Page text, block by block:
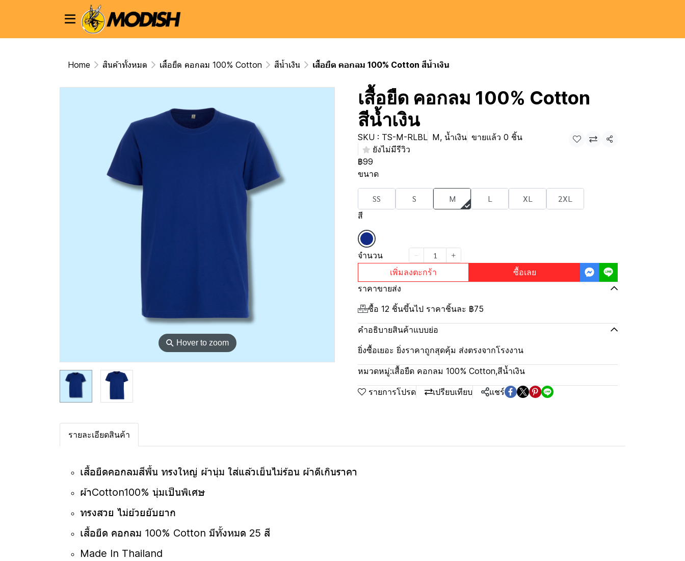
Home สินค้าทั้งหมด เสื้อยืด คอกลม 100% Cotton สีน้ำเงิน เสื้อยืด คอกลม 100% Cotton สีน้ำเงิน
⚲ Hover to zoom
เสื้อยืด คอกลม 100% Cotton
สีน้ำเงิน
SKU : TS-M-RLBL M, น้ำเงิน ขายแล้ว 0 ชิ้น
ยังไม่มีรีวิว
แชร์
฿99
ขนาด
SS S M L XL 2XL
สี
จำนวน
เพิ่มลงตะกร้า ซื้อเลย
ราคาขายส่ง
ซื้อ 12 ชิ้นขึ้นไป ราคาชิ้นละ ฿75
คำอธิบายสินค้าแบบย่อ
ยิ่งซื้อเยอะ ยิ่งราคาถูกสุดคุ้ม ส่งตรงจากโรงงาน
หมวดหมู่:เสื้อยืด คอกลม 100% Cotton,สีน้ำเงิน
รายการโปรด เปรียบเทียบ แชร์
รายละเอียดสินค้า
เสื้อยืดคอกลมสีพื้น ทรงใหญ่ ผ้านุ่ม ใส่แล้วเย็นไม่ร้อน ผ้าดีเกินราคา
ผ้าCotton100% นุ่มเป็นพิเศษ
ทรงสวย ไม่ย้วยยับยาก
เสื้อยืด คอกลม 100% Cotton มีทั้งหมด 25 สี
Made In Thailand